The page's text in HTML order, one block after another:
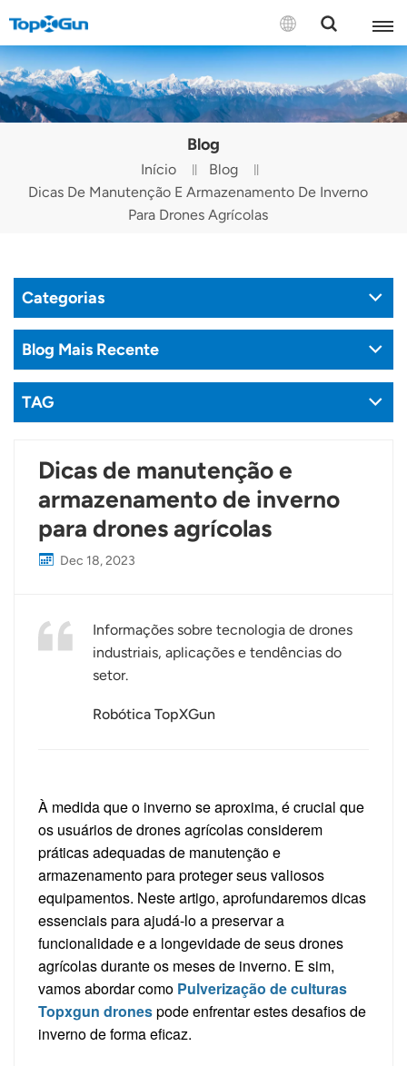
CONTATE-NOS
English
Русский
Português(Brasil)
Türkçe
Tiếng Việt
Blog
Início
Blog
Dicas De Manutenção E Armazenamento De Inverno
Para Drones Agrícolas
Categorias
Blog Mais Recente
TAG
Dicas de manutenção e
armazenamento de inverno
para drones agrícolas
Dec 18, 2023
Informações sobre tecnologia de drones
industriais, aplicações e tendências do
setor.
Robótica TopXGun
À medida que o inverno se aproxima, é crucial que
os usuários de drones agrícolas considerem
práticas adequadas de manutenção e
armazenamento para proteger seus valiosos
equipamentos. Neste artigo, aprofundaremos dicas
essenciais para ajudá-lo a preservar a
funcionalidade e a longevidade de seus drones
agrícolas durante os meses de inverno. E sim,
vamos abordar como Pulverização de culturas
Topxgundronespode enfrentar estes desafios de
inverno de forma eficaz.